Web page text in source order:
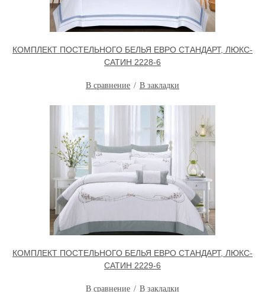
КОМПЛЕКТ ПОСТЕЛЬНОГО БЕЛЬЯ ЕВРО СТАНДАРТ, ЛЮКС-
САТИН 2228-6
В сравнение В закладки
КОМПЛЕКТ ПОСТЕЛЬНОГО БЕЛЬЯ ЕВРО СТАНДАРТ, ЛЮКС-
САТИН 2229-6
В сравнение В закладки